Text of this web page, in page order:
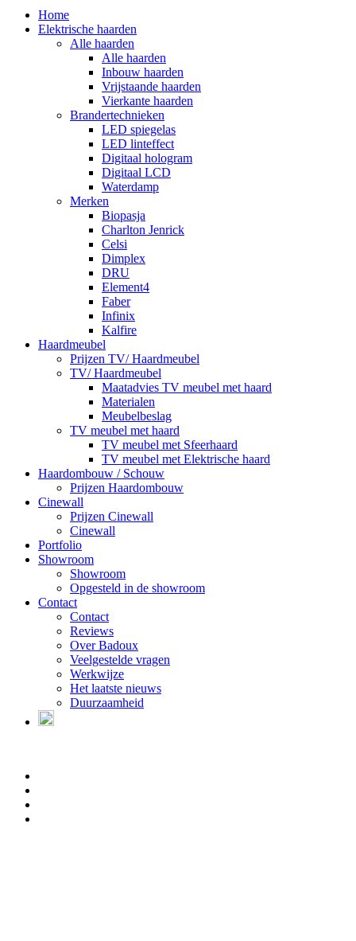
Home
Elektrische haarden
Alle haarden
Alle haarden
Inbouw haarden
Vrijstaande haarden
Vierkante haarden
Brandertechnieken
LED spiegelas
LED linteffect
Digitaal hologram
Digitaal LCD
Waterdamp
Merken
Biopasja
Charlton Jenrick
Celsi
Dimplex
DRU
Element4
Faber
Infinix
Kalfire
Haardmeubel
Prijzen TV/ Haardmeubel
TV/ Haardmeubel
Maatadvies TV meubel met haard
Materialen
Meubelbeslag
TV meubel met haard
TV meubel met Sfeerhaard
TV meubel met Elektrische haard
Haardombouw / Schouw
Prijzen Haardombouw
Cinewall
Prijzen Cinewall
Cinewall
Portfolio
Showroom
Showroom
Opgesteld in de showroom
Contact
Contact
Reviews
Over Badoux
Veelgestelde vragen
Werkwijze
Het laatste nieuws
Duurzaamheid